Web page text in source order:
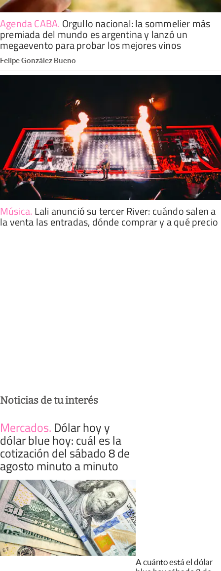
Agenda CABA. Orgullo nacional: la sommelier más
premiada del mundo es argentina y lanzó un
megaevento para probar los mejores vinos
Felipe González Bueno
Música. Lali anunció su tercer River: cuándo salen a
la venta las entradas, dónde comprar y a qué precio
Noticias de tu interés
Mercados. Dólar hoy y
dólar blue hoy: cuál es la
cotización del sábado 8 de
agosto minuto a minuto
A cuánto está el dólar